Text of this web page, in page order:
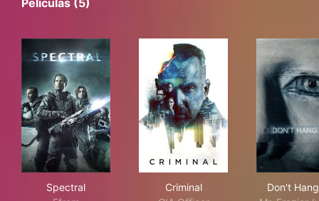
Películas (5)
Spectral
Criminal
Don't